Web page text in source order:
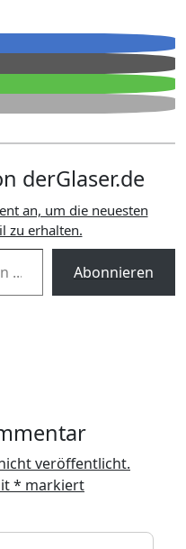
derGlaser.de
zu erhalten.
Abonnieren
veröffentlicht.
* markiert